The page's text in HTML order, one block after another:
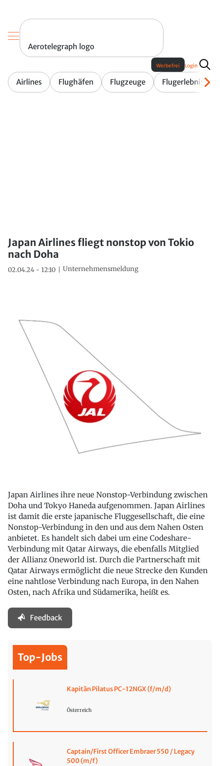
Aerotelegraph logo
Airlines Flughäfen Flugzeuge Flugerlebnis
Werbefrei Login
Japan Airlines fliegt nonstop von Tokio
nach Doha
02.04.24 - 12:10 Unternehmensmeldung
Japan Airlines ihre neue Nonstop-Verbindung zwischen
Doha und Tokyo Haneda aufgenommen. Japan Airlines
ist damit die erste japanische Fluggesellschaft, die eine
Nonstop-Verbindung in den und aus dem Nahen Osten
anbietet. Es handelt sich dabei um eine Codeshare-
Verbindung mit Qatar Airways, die ebenfalls Mitglied
der Allianz Oneworld ist. Durch die Partnerschaft mit
Qatar Airways ermöglicht die neue Strecke den Kunden
eine nahtlose Verbindung nach Europa, in den Nahen
Osten, nach Afrika und Südamerika, heißt es.
Feedback
Top-Jobs
Kapitän Pilatus PC-12NGX (f/m/d)
Österreich
Captain/First Officer Embraer 550 / Legacy
500 (m/f)